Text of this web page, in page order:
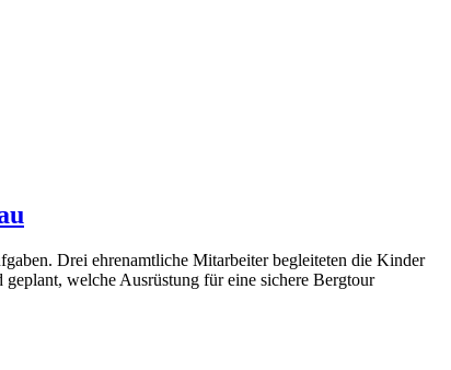
Drei ehrenamtliche Mitarbeiter begleiteten die Kinder
welche Ausrüstung für eine sichere Bergtour